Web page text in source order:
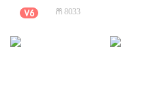
全球第六个迪士尼度假区。
8033